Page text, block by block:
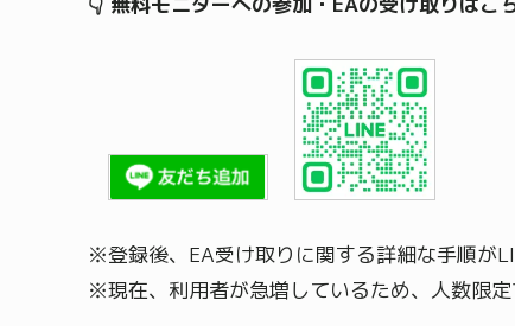
※登録後、EA受け取りに関する詳細な手順が
※現在、利用者が急増しているため、人数限